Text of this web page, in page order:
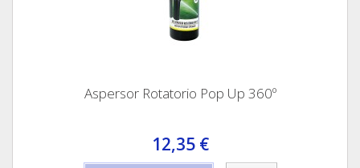
Aspersor Rotatorio Pop Up 360º
12,35 €